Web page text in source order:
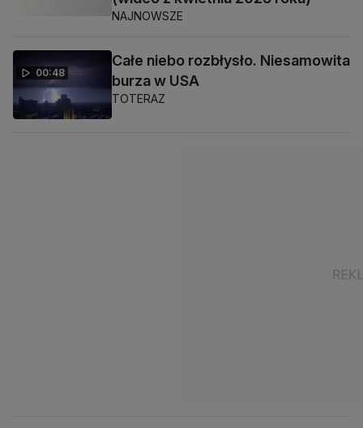
NAJNOWSZE
00:48
Całe niebo rozbłysło. Niesamowita
burza w USA
TOTERAZ